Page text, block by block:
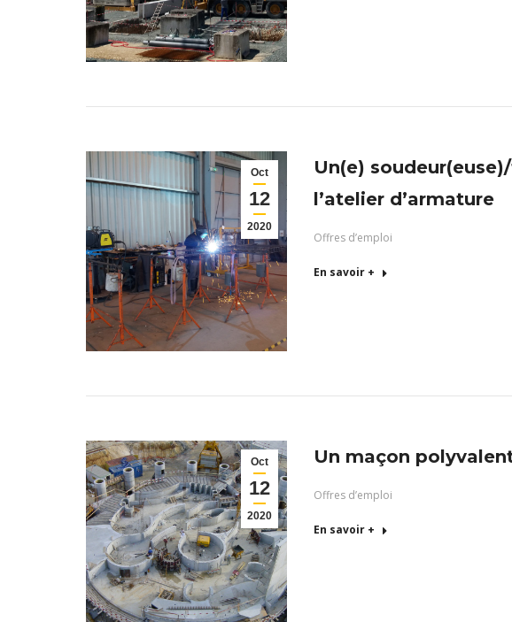
Oct
12
2020
Un(e)
l’atelier d’armature
Offres d’emploi
En savoir +
Oct
12
2020
Un maçon
Offres d’emploi
En savoir +